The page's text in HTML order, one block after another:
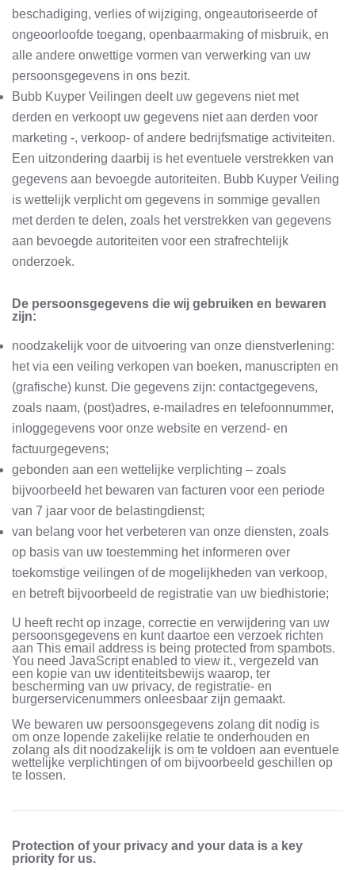
beschadiging, verlies of wijziging, ongeautoriseerde of
ongeoorloofde toegang, openbaarmaking of misbruik, en
alle andere onwettige vormen van verwerking van uw
persoonsgegevens in ons bezit.
Bubb Kuyper Veilingen deelt uw gegevens niet met
derden en verkoopt uw gegevens niet aan derden voor
marketing -, verkoop- of andere bedrijfsmatige activiteiten.
Een uitzondering daarbij is het eventuele verstrekken van
gegevens aan bevoegde autoriteiten. Bubb Kuyper Veiling
is wettelijk verplicht om gegevens in sommige gevallen
met derden te delen, zoals het verstrekken van gegevens
aan bevoegde autoriteiten voor een strafrechtelijk
onderzoek.
De persoonsgegevens die wij gebruiken en bewaren
zijn:
noodzakelijk voor de uitvoering van onze dienstverlening:
het via een veiling verkopen van boeken, manuscripten en
(grafische) kunst. Die gegevens zijn: contactgegevens,
zoals naam, (post)adres, e-mailadres en telefoonnummer,
inloggegevens voor onze website en verzend- en
factuurgegevens;
gebonden aan een wettelijke verplichting – zoals
bijvoorbeeld het bewaren van facturen voor een periode
van 7 jaar voor de belastingdienst;
van belang voor het verbeteren van onze diensten, zoals
op basis van uw toestemming het informeren over
toekomstige veilingen of de mogelijkheden van verkoop,
en betreft bijvoorbeeld de registratie van uw biedhistorie;
U heeft recht op inzage, correctie en verwijdering van uw
persoonsgegevens en kunt daartoe een verzoek richten
aan This email address is being protected from spambots.
You need JavaScript enabled to view it., vergezeld van
een kopie van uw identiteitsbewijs waarop, ter
bescherming van uw privacy, de registratie- en
burgerservicenummers onleesbaar zijn gemaakt.
We bewaren uw persoonsgegevens zolang dit nodig is
om onze lopende zakelijke relatie te onderhouden en
zolang als dit noodzakelijk is om te voldoen aan eventuele
wettelijke verplichtingen of om bijvoorbeeld geschillen op
te lossen.
Protection of your privacy and your data is a key
priority for us.